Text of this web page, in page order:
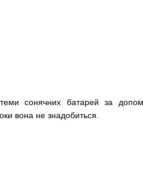
сонячних батарей за
вона не знадобиться.